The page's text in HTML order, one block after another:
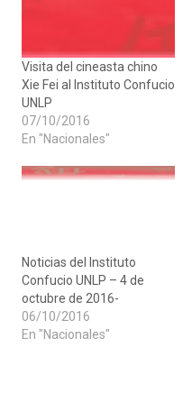
Visita del cineasta chino
Xie Fei al Instituto Confucio
UNLP
07/10/2016
En "Nacionales"
Noticias del Instituto
Confucio UNLP – 4 de
octubre de 2016-
06/10/2016
En "Nacionales"